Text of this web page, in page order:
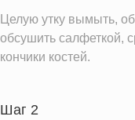
Натрий
Кальций
Железо
Насыщенные жиры
Целую утку вымыть,
обсушить салфеткой,
кончики костей.
Шаг 2